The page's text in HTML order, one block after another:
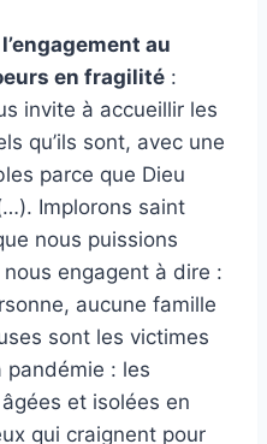
au
en fragilité :
invite à accueillir les
qu’ils sont, avec une
parce que Dieu
Implorons saint
nous puissions
engagent à dire :
aucune famille
sont les victimes
pandémie : les
et isolées en
qui craignent pour